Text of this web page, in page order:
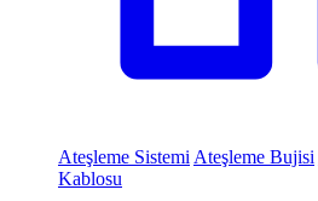
Ateşleme Sistemi Ateşleme Bujisi
Kablosu